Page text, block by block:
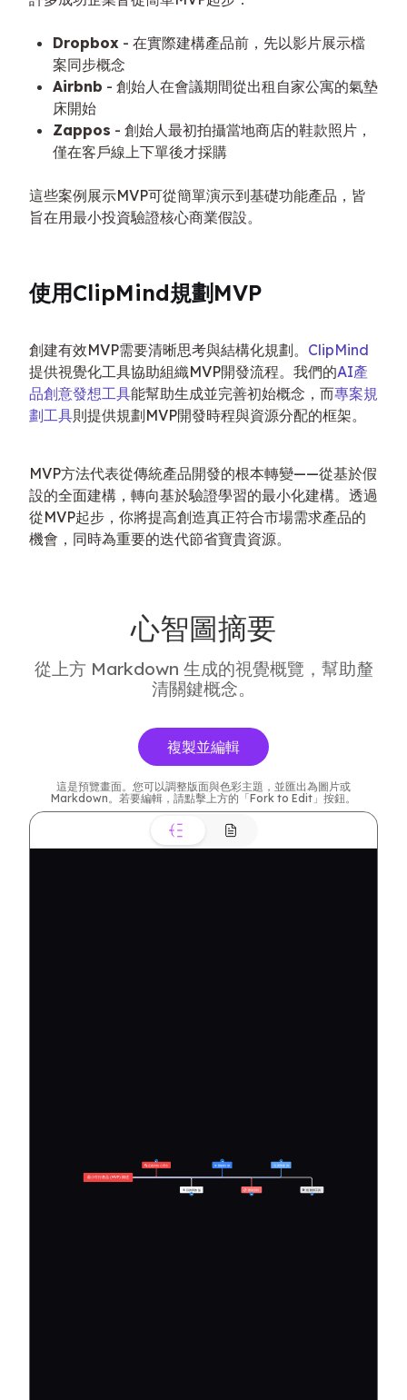
Dropbox - 在實際建構產品前，先以影片展示檔
案同步概念
Airbnb - 創始人在會議期間從出租自家公寓的氣墊
床開始
Zappos - 創始人最初拍攝當地商店的鞋款照片，
僅在客戶線上下單後才採購
這些案例展示MVP可從簡單演示到基礎功能產品，皆
旨在用最小投資驗證核心商業假設。
使用ClipMind規劃MVP
創建有效MVP需要清晰思考與結構化規劃。 ClipMind
提供視覺化工具協助組織MVP開發流程。我們的AI產
品創意發想工具能幫助生成並完善初始概念，而專案規
劃工具則提供規劃MVP開發時程與資源分配的框架。
MVP方法代表從傳統產品開發的根本轉變——從基於假
設的全面建構，轉向基於驗證學習的最小化建構。透過
從MVP起步，你將提高創造真正符合市場需求產品的
機會，同時為重要的迭代節省寶貴資源。
心智圖摘要
從上方 Markdown 生成的視覺概覽，幫助釐
清關鍵概念。
複製並編輯
這是預覽畫面。您可以調整版面與色彩主題，並匯出為圖片或
Markdown。若要編輯，請點擊上方的「Fork to Edit」按鈕。
🔍 定義與核心理念
🎯 目的與效益
13
⚙️ 關鍵特徵
📋 開發流程
23
🚀 實際案例
🛠️ 規劃與工具
6
最小可行產品 (MVP) 概述